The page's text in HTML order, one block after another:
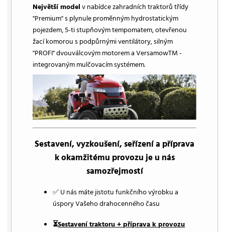
Největší modelv nabídce zahradních traktorů třídy
"Premium" s plynule proměnným hydrostatickým
pojezdem, 5-ti stupňovým tempomatem, otevřenou
žací komorou s podpůrnými ventilátory, silným
"PROFI" dvouválcovým motorem a VersamowTM -
integrovaným mulčovacím systémem.
Sestavení, vyzkoušení, seřízení a příprava
k okamžitému provozu je u nás
samozřejmostí
✅ U nás máte jistotu funkčního výrobku a
úspory Vašeho drahocenného času
⏳Sestavení traktoru + příprava k provozu